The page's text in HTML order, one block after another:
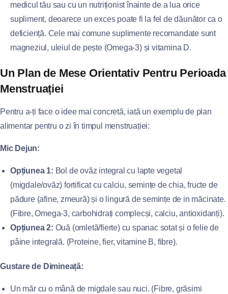
medicul tău sau cu un nutriționist înainte de a lua orice
supliment, deoarece un exces poate fi la fel de dăunător ca o
deficiență. Cele mai comune suplimente recomandate sunt
magneziul, uleiul de pește (Omega-3) și vitamina D.
Un Plan de Mese Orientativ Pentru Perioada
Menstruației
Pentru a-ți face o idee mai concretă, iată un exemplu de plan
alimentar pentru o zi în timpul menstruației:
Mic Dejun:
Opțiunea 1: Bol de ovăz integral cu lapte vegetal
(migdale/ovăz) fortificat cu calciu, semințe de chia, fructe de
pădure (afine, zmeură) și o lingură de semințe de in măcinate.
(Fibre, Omega-3, carbohidrați complecși, calciu, antioxidanți).
Opțiunea 2: Ouă (omletă/fierte) cu spanac sotat și o felie de
pâine integrală. (Proteine, fier, vitamine B, fibre).
Gustare de Dimineață:
Un măr cu o mână de migdale sau nuci. (Fibre, grăsimi